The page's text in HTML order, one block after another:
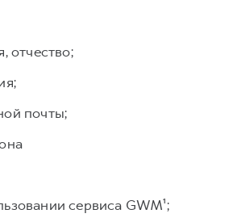
отчество;
почты;
сервиса GWM¹;